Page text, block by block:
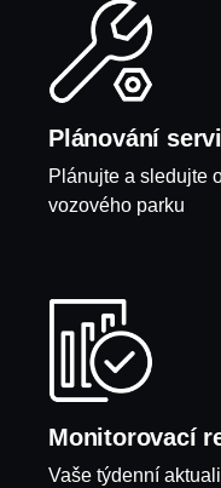
Plánování
Plánujte a sledujte
vozového parku
Monitorovací
Vaše týdenní